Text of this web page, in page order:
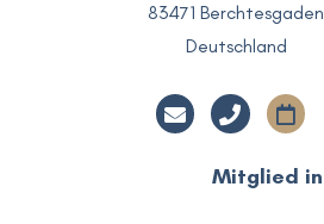
83471 Berchtesgaden
Deutschland
Mitglied in